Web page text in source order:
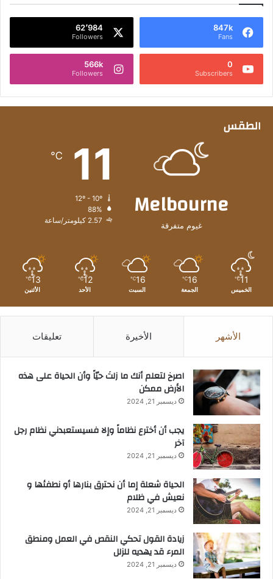
847k
Fans
62٬984
Followers
0
Subscribers
566k
Followers
الطقس
Melbourne
غيوم متفرقة
11
℃
88%
2.57 كيلومتر/ساعة
11
℃
الخميس
16
℃
الجمعة
16
℃
السبت
12
℃
الأحد
13
℃
الأثنين
الأشهر الأخيرة تعليقات
‫اصرخ لتعلم أنك ما زلتَ حيّاً وأن الحياة على هذه
الأرض ممكن
ديسمبر 21, 2024
يجب أن أخترع نظاماً وإلا فسيستعبدني نظام رجل
آخر
ديسمبر 21, 2024
الحياة شعلة إما أن نحترق بنارها أو نطفئها و
نعيش في ظلام
ديسمبر 21, 2024
زيادة القول تحكي النقص في العمل ومنطق
المرء قد يهديه للزلل
ديسمبر 21, 2024